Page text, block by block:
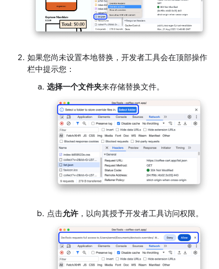
如果您尚未设置本地替换，开发者工具会在顶部操作
栏中提示您：
选择一个文件夹来存储替换文件。
点击允许 ，以向其授予开发者工具访问权限。